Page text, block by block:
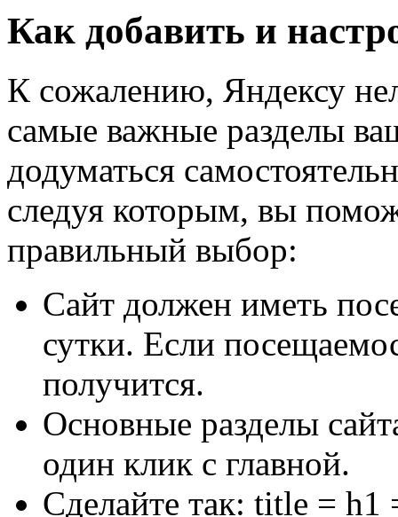
Как добавить и
К сожалению, Яндексу
самые важные разделы
додуматься
следуя которым, вы
правильный выбор:
Сайт должен иметь
сутки. Если
получится.
Основные разделы
один клик с главной.
Сделайте так: title = h1